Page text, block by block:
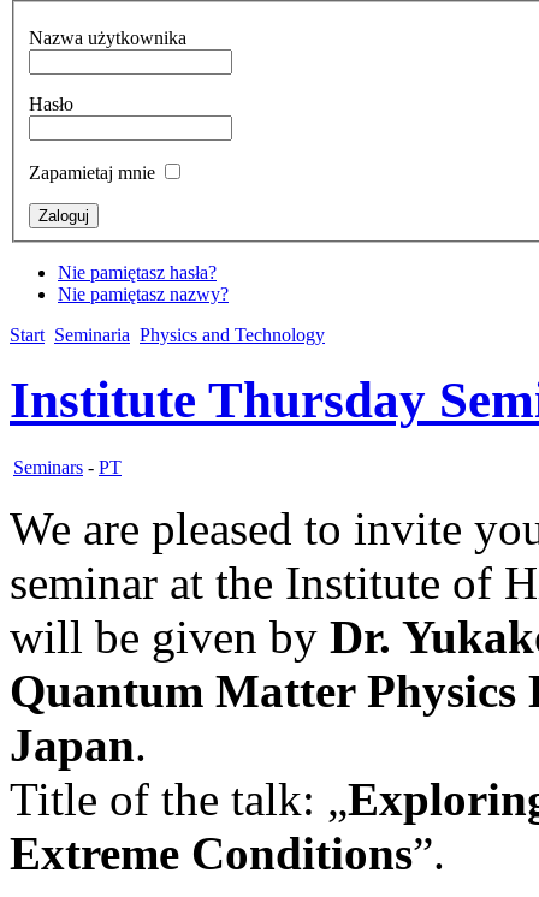
Nazwa użytkownika
Hasło
Zapamietaj mnie
Nie pamiętasz hasła?
Nie pamiętasz nazwy?
Start Seminaria Physics and Technology
Institute Thursday
Seminars - PT
We are pleased to invite
seminar at the Institute of
will be given by Dr.
Quantum Matter
Japan.
Title of the talk: „
Extreme Conditions”.